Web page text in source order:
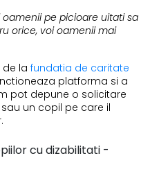
oamenii pe picioare uitati sa
orice, voi oamenii mai
de la fundatia de caritate
platforma si a
pot depune o solicitare
un copil pe care il